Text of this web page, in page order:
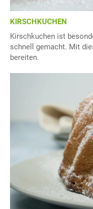
KIRSCHKUCHEN
Kirschkuchen ist
schnell gemacht. Mit
bereiten.